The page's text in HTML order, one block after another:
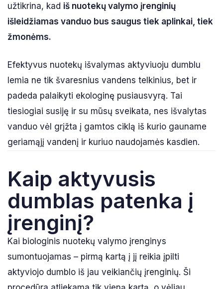
užtikrina, kad iš nuotekų valymo įrenginių
išleidžiamas vanduo bus saugus tiek aplinkai, tiek
žmonėms.
Efektyvus nuotekų išvalymas aktyviuoju dumblu
lemia ne tik švaresnius vandens telkinius, bet ir
padeda palaikyti ekologinę pusiausvyrą. Tai
tiesiogiai susiję ir su mūsų sveikata, nes išvalytas
vanduo vėl grįžta į gamtos ciklą iš kurio gauname
geriamąjį vandenį ir kuriuo naudojamės kasdien.
Kaip aktyvusis
dumblas patenka į
įrenginį?
Kai biologinis nuotekų valymo įrenginys
sumontuojamas – pirmą kartą į jį reikia įpilti
aktyviojo dumblo iš jau veikiančių įrenginių. Ši